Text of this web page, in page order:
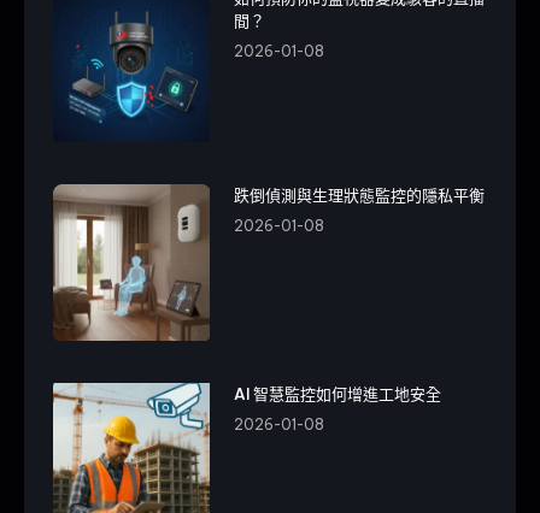
間？
2026-01-08
跌倒偵測與生理狀態監控的隱私平衡
2026-01-08
AI 智慧監控如何增進工地安全
2026-01-08